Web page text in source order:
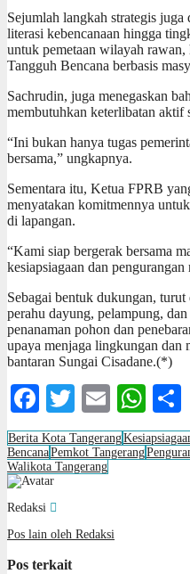
Sejumlah langkah strategis
literasi kebencanaan hingga
untuk pemetaan wilayah
Tangguh Bencana berbasis
Sachrudin, juga menegaskan
membutuhkan keterlibatan aktif
“Ini bukan hanya tugas
bersama,” ungkapnya.
Sementara itu, Ketua FPRB
menyatakan komitmennya
di lapangan.
“Kami siap bergerak bersama
kesiapsiagaan dan
Sebagai bentuk dukungan,
perahu dayung, pelampung,
penanaman pohon dan
upaya menjaga lingkungan dan
bantaran Sungai Cisadane.(*)
Facebook
Twitter
Email
Berita Kota Tangerang
BencanaPemkot Tangerang
Walikota Tangerang
Redaksi
Pos lain oleh Redaksi
Pos terkait